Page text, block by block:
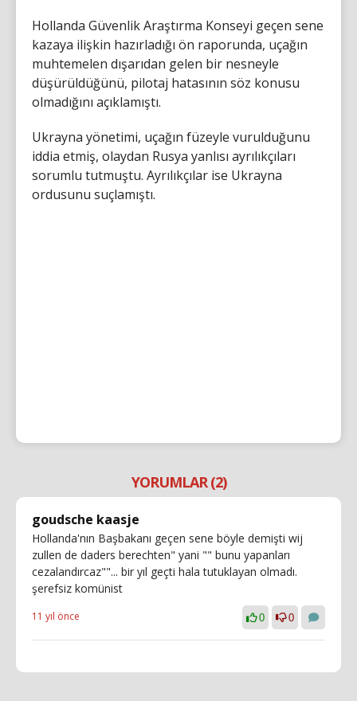
Hollanda Güvenlik Araştırma Konseyi geçen sene
kazaya ilişkin hazırladığı ön raporunda, uçağın
muhtemelen dışarıdan gelen bir nesneyle
düşürüldüğünü, pilotaj hatasının söz konusu
olmadığını açıklamıştı.
Ukrayna yönetimi, uçağın füzeyle vurulduğunu
iddia etmiş, olaydan Rusya yanlısı ayrılıkçıları
sorumlu tutmuştu. Ayrılıkçılar ise Ukrayna
ordusunu suçlamıştı.
YORUMLAR (2)
goudsche kaasje
Hollanda'nın Başbakanı geçen sene böyle demişti wij
zullen de daders berechten" yani "" bunu yapanları
cezalandırcaz""... bir yıl geçti hala tutuklayan olmadı.
şerefsiz komünist
11 yıl önce 0 0